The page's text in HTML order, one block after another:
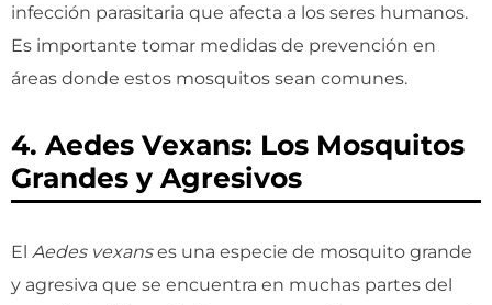
infección parasitaria que afecta a los seres humanos.
Es importante tomar medidas de prevención en
áreas donde estos mosquitos sean comunes.
4. Aedes Vexans: Los Mosquitos
Grandes y Agresivos
El Aedes vexanses una especie de mosquito grande
y agresiva que se encuentra en muchas partes del